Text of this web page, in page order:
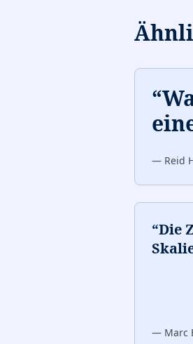
“
— Reid
“Die
— Marc